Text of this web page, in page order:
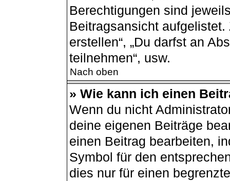
Berechtigungen sind
Beitragsansicht aufgelistet.
erstellen“, „Du darfst an
teilnehmen“, usw.
Nach oben
» Wie kann ich einen
Wenn du nicht
deine eigenen Beiträge
einen Beitrag bearbeiten,
Symbol für den
dies nur für einen